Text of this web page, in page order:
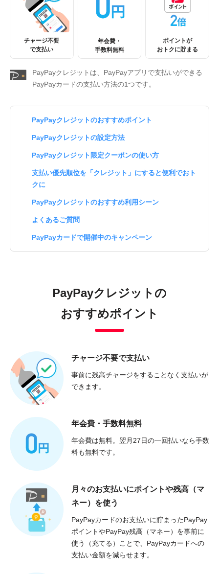
チャージ不要
で支払い
年会費・
手数料無料
ポイントが
おトクに貯まる
PayPayクレジットは、PayPayアプリで支払いができる
PayPayカードの支払い方法の1つです。
PayPayクレジットのおすすめポイント
PayPayクレジットの設定方法
PayPayクレジット限定クーポンの使い方
支払い優先順位を「クレジット」にすると便利でおト
クに
PayPayクレジットのおすすめ利用シーン
よくあるご質問
PayPayカードで開催中のキャンペーン
PayPayクレジットの
おすすめポイント
チャージ不要で支払い
事前に残高チャージをすることなく支払いが
できます。
年会費・手数料無料
年会費は無料。翌月27日の一回払いなら手数
料も無料です。
月々のお支払いにポイントや残高（マ
ネー）を使う
PayPayカードのお支払いに貯まったPayPay
ポイントやPayPay残高（マネー）を事前に
使う（充てる）ことで、PayPayカードへの
支払い金額を減らせます。